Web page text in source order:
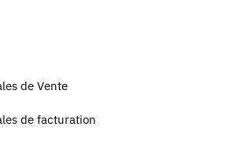
de Vente
de facturation